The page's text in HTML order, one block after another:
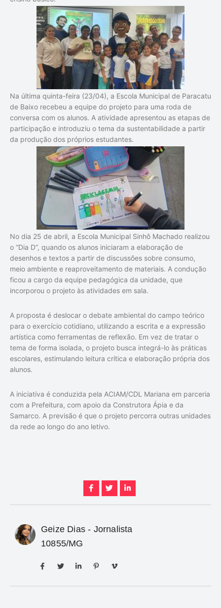
Na última quinta-feira (23/04), a Escola Municipal de Paracatu
de Baixo recebeu a equipe do projeto para uma roda de
conversa com os alunos. A atividade apresentou as etapas de
participação e introduziu o tema da sustentabilidade a partir
da produção dos próprios estudantes.
No dia 25 de abril, a Escola Municipal Sinhô Machado realizou
o “Dia D”, quando os alunos iniciaram a elaboração de
desenhos e textos a partir de discussões sobre consumo,
meio ambiente e reaproveitamento de materiais. A condução
ficou a cargo da equipe pedagógica da unidade, que
incorporou o projeto às atividades em sala.
A proposta é deslocar o debate ambiental do campo teórico
para o exercício cotidiano, utilizando a escrita e a expressão
artística como ferramentas de reflexão. Em vez de tratar o
tema de forma isolada, o projeto busca integrá-lo às práticas
escolares, estimulando leitura crítica e elaboração própria dos
alunos.
A iniciativa é conduzida pela ACIAM/CDL Mariana em parceria
com a Prefeitura, com apoio da Construtora Ápia e da
Samarco. A previsão é que o projeto percorra outras unidades
da rede ao longo do ano letivo.
Geize Dias - Jornalista
10855/MG